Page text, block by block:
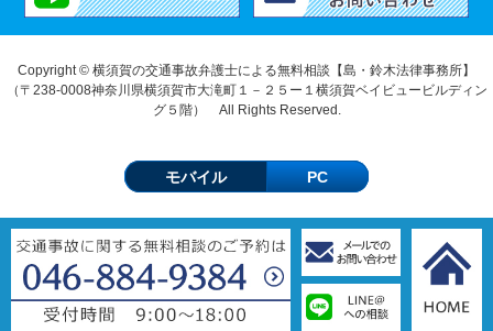
Copyright © 横須賀の交通事故弁護士による無料相談【島・鈴木法律事務所】
（〒238-0008神奈川県横須賀市大滝町１－２５ー１横須賀ベイビュービルディン
グ５階） All Rights Reserved.
モバイル PC